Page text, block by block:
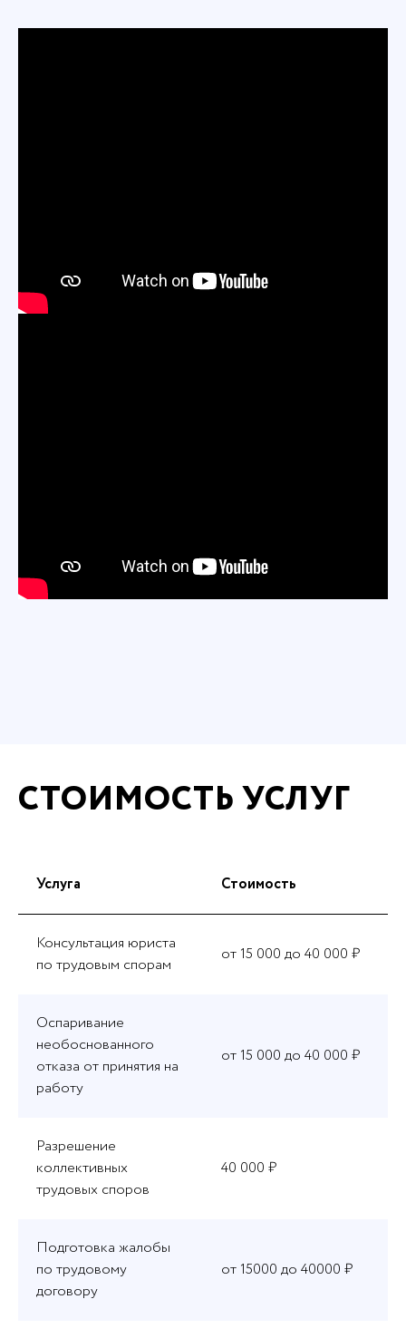
СТОИМОСТЬ УСЛУГ
Услуга Стоимость
Консультация юриста
по трудовым спорам
от 15 000 до 40 000 ₽
Оспаривание
необоснованного
отказа от принятия на
работу
от 15 000 до 40 000 ₽
Разрешение
коллективных
трудовых споров
40 000 ₽
Подготовка жалобы
по трудовому
договору
от 15000 до 40000 ₽